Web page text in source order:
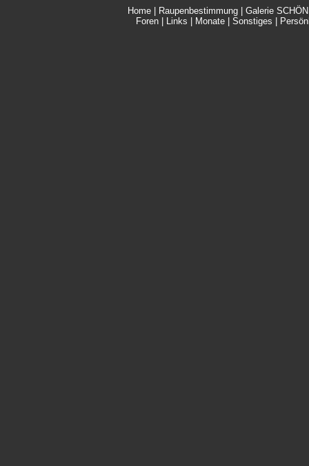
Home| Raupenbestimmung| Galerie
Foren
Links Monate Sonstiges